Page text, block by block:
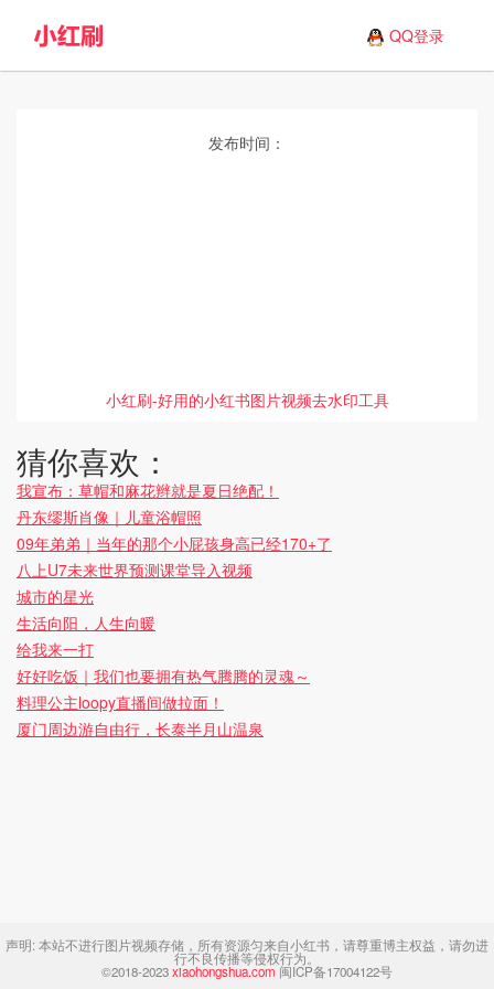
QQ登录
发布时间：
小红刷-好用的小红书图片视频去水印工具
猜你喜欢：
我宣布：草帽和麻花辫就是夏日绝配！
丹东缪斯肖像｜儿童浴帽照
09年弟弟｜当年的那个小屁孩身高已经170+了
八上U7未来世界预测课堂导入视频
城市的星光
生活向阳，人生向暖
给我来一打
好好吃饭｜我们也要拥有热气腾腾的灵魂～
料理公主loopy直播间做拉面！
厦门周边游自由行，长泰半月山温泉
声明:本站不进行图片视频存储，所有资源匀来自小红书，请尊重博主权益，请勿进
行不良传播等侵权行为。
©2018-2023xiaohongshua.com 闽ICP备17004122号